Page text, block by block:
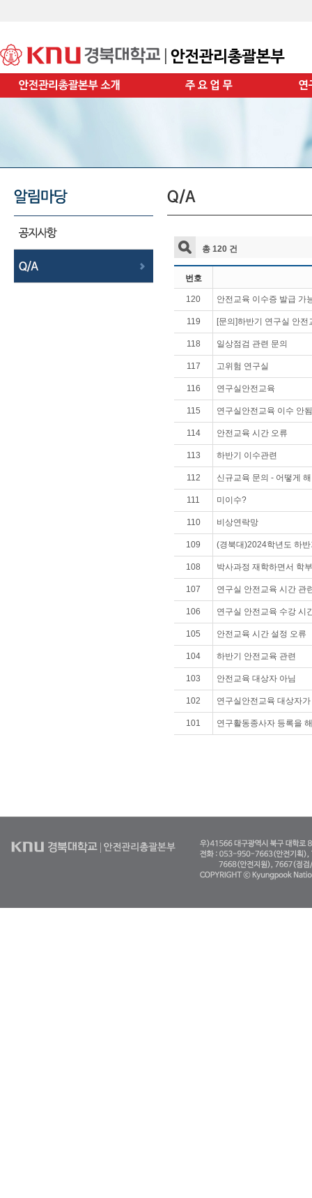
총 120 건
번호
120 안전교육 이수증 발급 가
119 [문의]하반기 연구실 안
118 일상점검 관련 문의
117 고위험 연구실
116 연구실안전교육
115 연구실안전교육 이수 안됨
114 안전교육 시간 오류
113 하반기 이수관련
112 신규교육 문의 - 어떻게
111 미이수?
110 비상연락망
109 (경북대)2024학년도 하
108 박사과정 재학하면서 학
107 연구실 안전교육 시간 관
106 연구실 안전교육 수강 시
105 안전교육 시간 설정 오류
104 하반기 안전교육 관련
103 안전교육 대상자 아님
102 연구실안전교육 대상자
101 연구활동종사자 등록을